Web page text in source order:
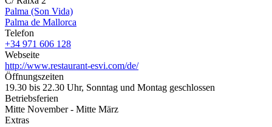
Palma (Son Vida)
Palma de Mallorca
Telefon
+34 971 606 128
Webseite
http://www.restaurant-esvi.com/de/
Öffnungszeiten
19.30 bis 22.30 Uhr, Sonntag und Montag geschlossen
Betriebsferien
Mitte November - Mitte März
Extras